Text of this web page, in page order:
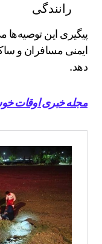
رانندگی
پیگیری این
ایمنی مسافران و
دهد.
مجله خبری اوقات